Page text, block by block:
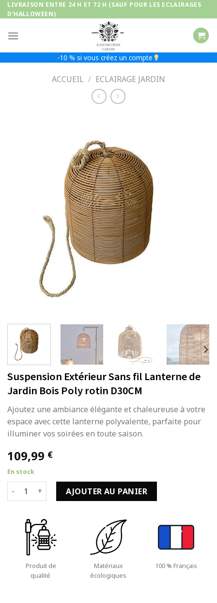
Passer
au
LIVRAISON ENTRE 24 H ET 72 H (SAUF POUR LES ECLAIRAGES
D'HALLOWEEN)
-10 % si vous créez un compte
ACCUEIL / ECLAIRAGE JARDIN
Suspension Extérieur Sans fil Lanterne de
Jardin Bois Poly rotin D30CM
Ajoutez une ambiance élégante et chaleureuse à votre
espace avec cette lanterne polyvalente, parfaite pour
illuminer vos soirées en toute saison.
109,99 €
En stock
quantité de Suspension Extérieur Sans fil Lanterne de
AJOUTER AU PANIER
Produit de
qualité
Matériaux
écologiques
100 % Français